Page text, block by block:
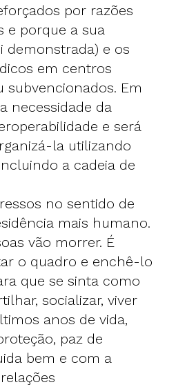
por razões
e porque a sua
demonstrada) e os
em centros
subvencionados. Em
necessidade da
e será
la utilizando
a cadeia de
no sentido de
mais humano.
vão morrer. É
o quadro e enchê-lo
que se sinta como
socializar, viver
anos de vida,
paz de
bem e com a